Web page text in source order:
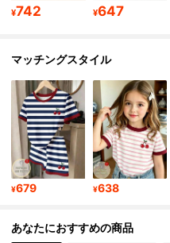
4.90 330K フォロワー
4.90 330K フォロワー
4.90 330K フォロワー
4.90 330K フォロワー
330K フォロワー
¥742 ¥647
マッチングスタイル
¥679 ¥638
あなたにおすすめの商品